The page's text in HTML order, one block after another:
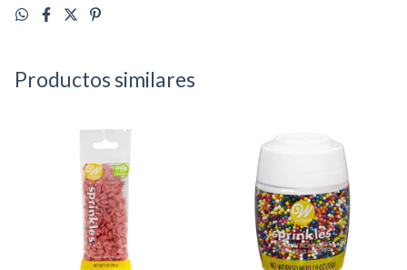
Productos similares